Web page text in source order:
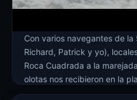
Con varios navegantes de
Richard, Patrick y yo),
Roca Cuadrada a la
olotas nos recibieron en la
donde entramos por suerte